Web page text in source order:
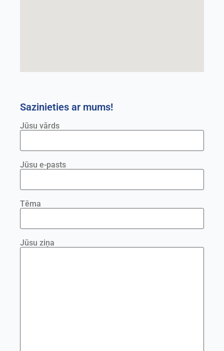
Sazinieties ar mums!
Jūsu vārds
Jūsu e-pasts
Tēma
Jūsu ziņa